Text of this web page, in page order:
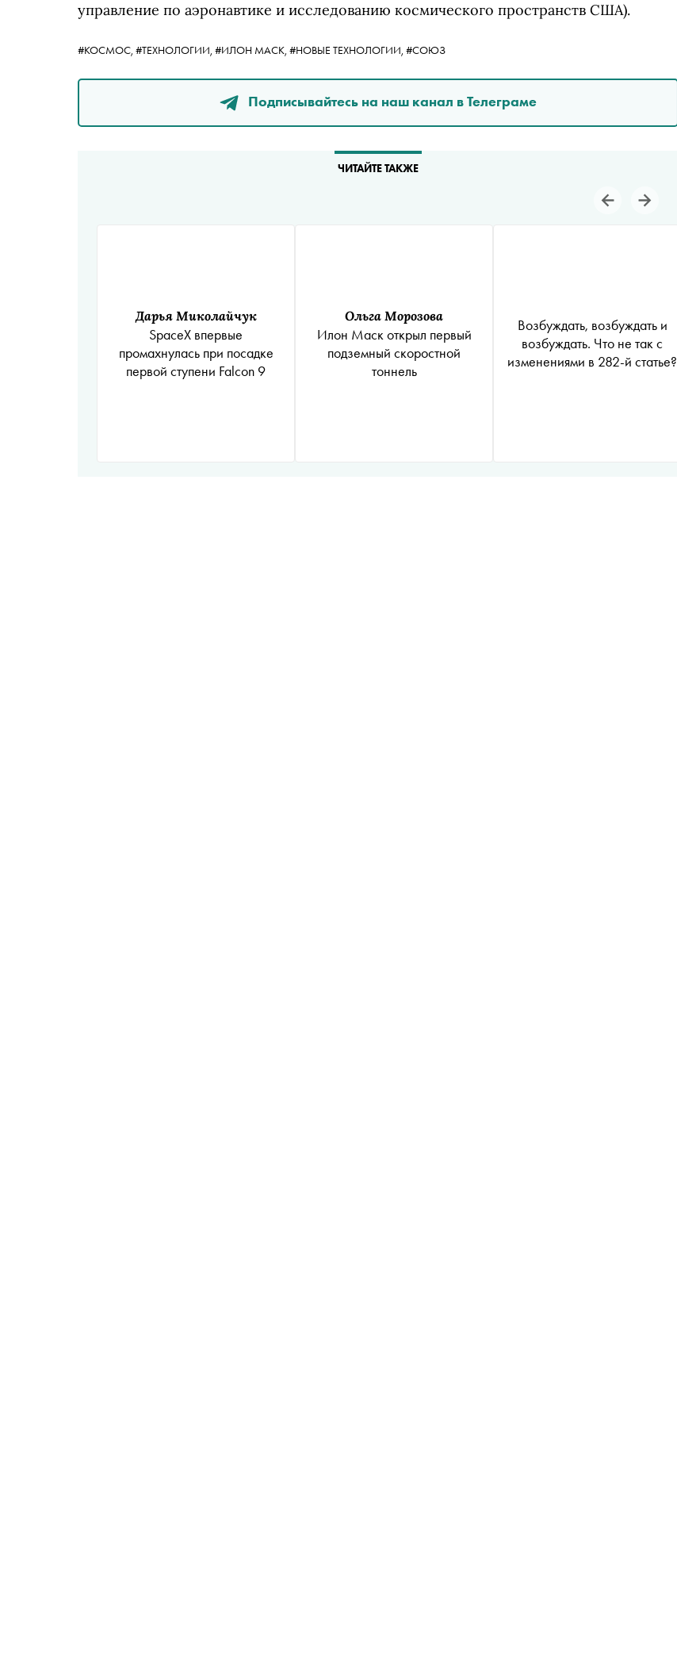
управление по аэронавтике и исследованию космического пространств США).
#КОСМОС, #ТЕХНОЛОГИИ, #ИЛОН МАСК, #НОВЫЕ ТЕХНОЛОГИИ, #СОЮЗ
Подписывайтесь на наш канал в Телеграме
ЧИТАЙТЕ ТАКЖЕ
Дарья Миколайчук
SpaceX впервые
промахнулась при посадке
первой ступени Falcon 9
Ольга Морозова
Илон Маск открыл первый
подземный скоростной
тоннель
Возбуждать, возбуждать и
возбуждать. Что не так с
изменениями в 282-й статье?